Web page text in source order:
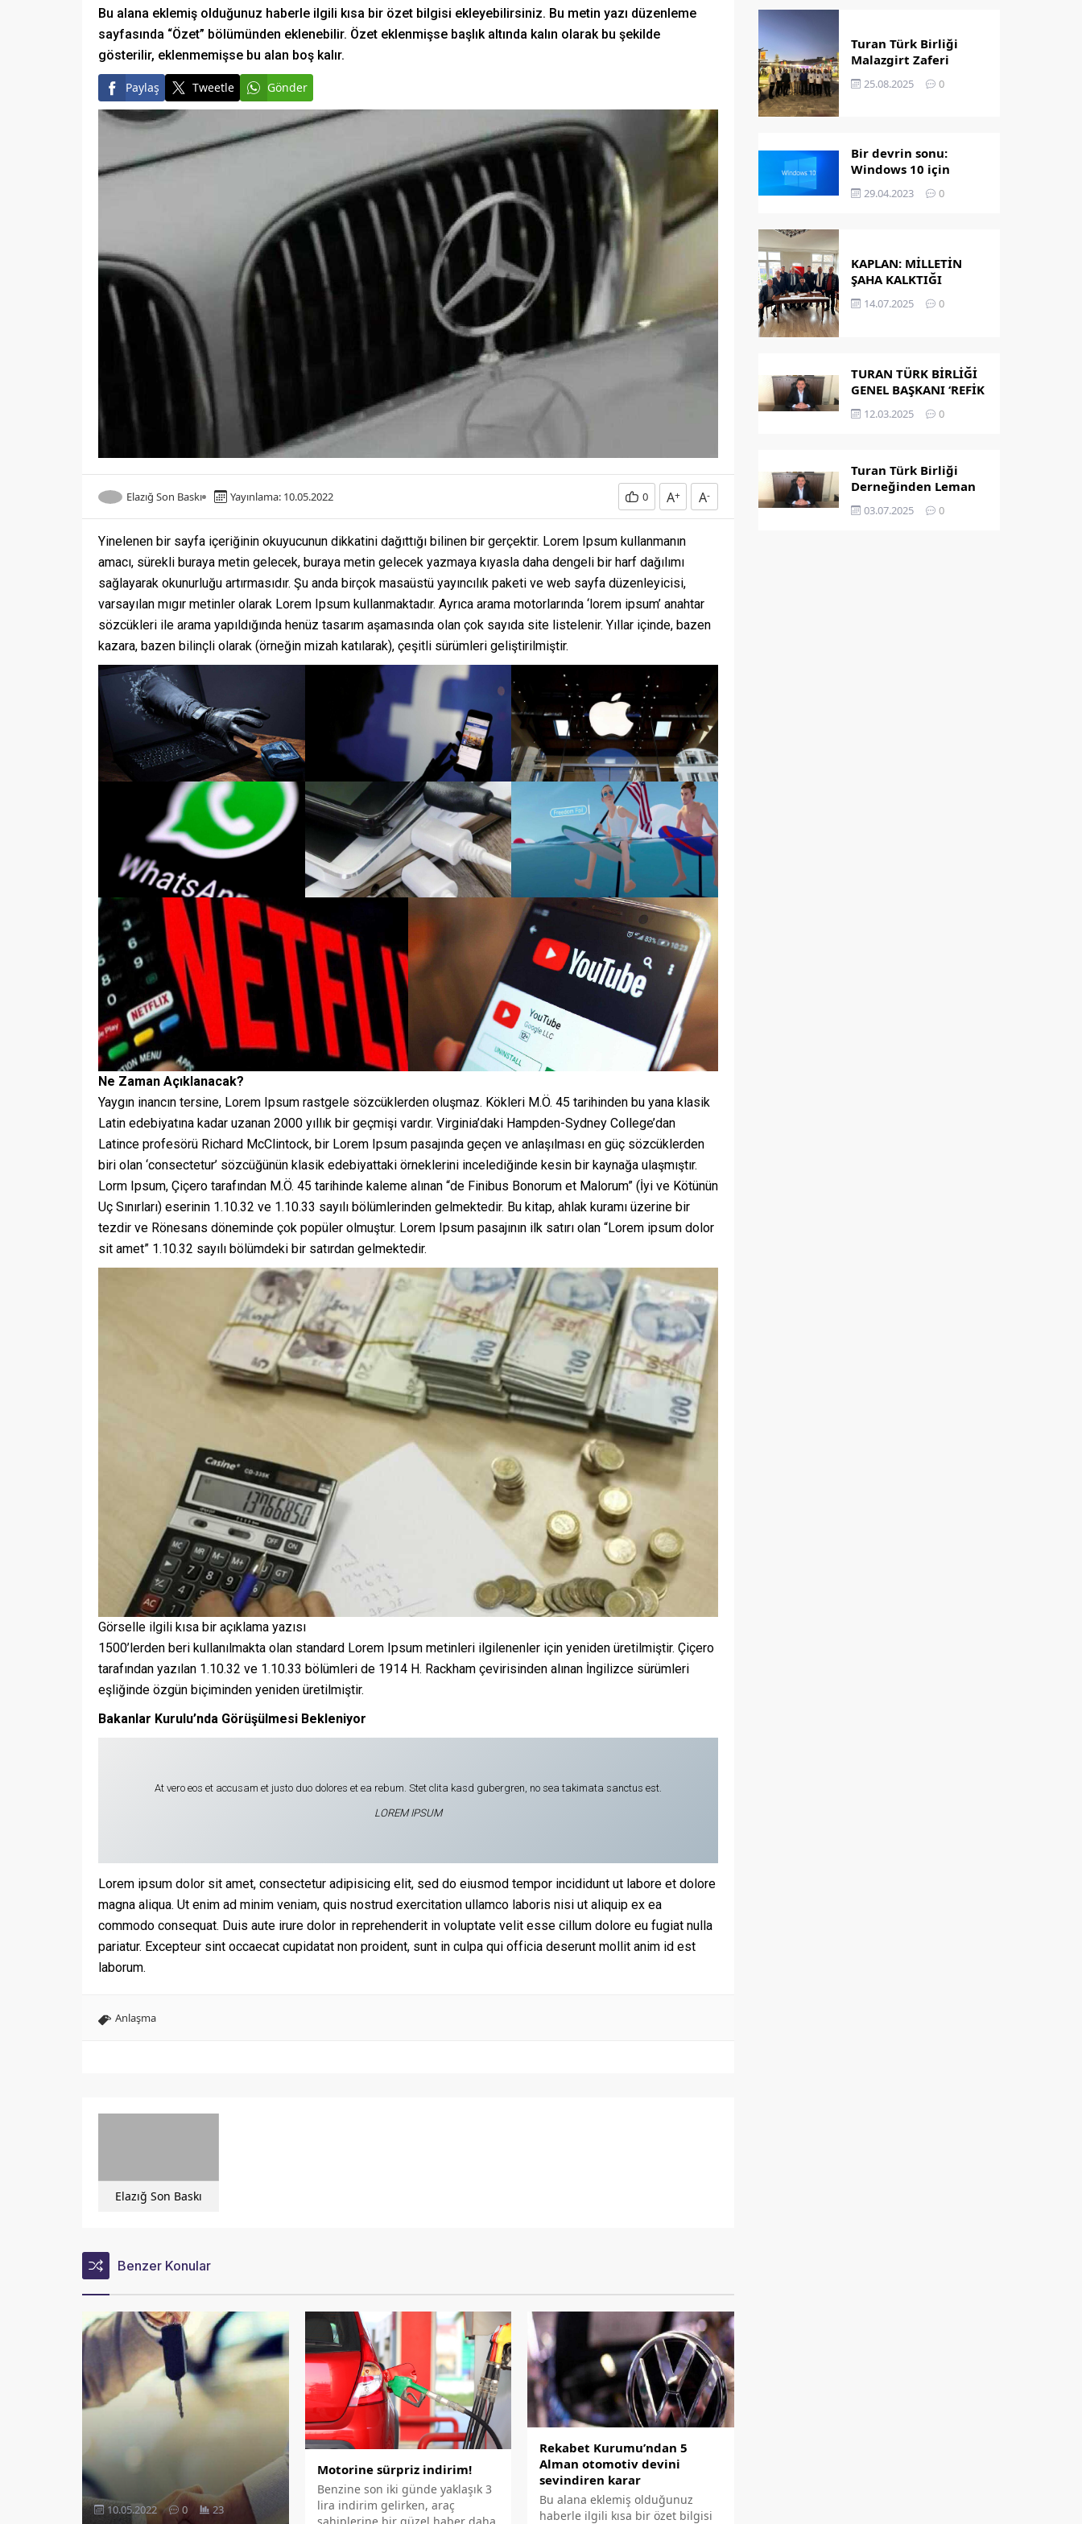
Bu alana eklemiş olduğunuz haberle ilgili kısa bir özet bilgisi ekleyebilirsiniz. Bu metin yazı düzenleme
sayfasında “Özet” bölümünden eklenebilir. Özet eklenmişse başlık altında kalın olarak bu şekilde
gösterilir, eklenmemişse bu alan boş kalır.
Paylaş Tweetle Gönder
Elazığ Son Baskı Yayınlama: 10.05.2022 0 A+ A-
Yinelenen bir sayfa içeriğinin okuyucunun dikkatini dağıttığı bilinen bir gerçektir. Lorem Ipsum kullanmanın
amacı, sürekli buraya metin gelecek, buraya metin gelecek yazmaya kıyasla daha dengeli bir harf dağılımı
sağlayarak okunurluğu artırmasıdır. Şu anda birçok masaüstü yayıncılık paketi ve web sayfa düzenleyicisi,
varsayılan mıgır metinler olarak Lorem Ipsum kullanmaktadır. Ayrıca arama motorlarında ‘lorem ipsum’ anahtar
sözcükleri ile arama yapıldığında henüz tasarım aşamasında olan çok sayıda site listelenir. Yıllar içinde, bazen
kazara, bazen bilinçli olarak (örneğin mizah katılarak), çeşitli sürümleri geliştirilmiştir.
Ne Zaman Açıklanacak?
Yaygın inancın tersine, Lorem Ipsum rastgele sözcüklerden oluşmaz. Kökleri M.Ö. 45 tarihinden bu yana klasik
Latin edebiyatına kadar uzanan 2000 yıllık bir geçmişi vardır. Virginia’daki Hampden-Sydney College’dan
Latince profesörü Richard McClintock, bir Lorem Ipsum pasajında geçen ve anlaşılması en güç sözcüklerden
biri olan ‘consectetur’ sözcüğünün klasik edebiyattaki örneklerini incelediğinde kesin bir kaynağa ulaşmıştır.
Lorm Ipsum, Çiçero tarafından M.Ö. 45 tarihinde kaleme alınan “de Finibus Bonorum et Malorum” (İyi ve Kötünün
Uç Sınırları) eserinin 1.10.32 ve 1.10.33 sayılı bölümlerinden gelmektedir. Bu kitap, ahlak kuramı üzerine bir
tezdir ve Rönesans döneminde çok popüler olmuştur. Lorem Ipsum pasajının ilk satırı olan “Lorem ipsum dolor
sit amet” 1.10.32 sayılı bölümdeki bir satırdan gelmektedir.
Görselle ilgili kısa bir açıklama yazısı
1500’lerden beri kullanılmakta olan standard Lorem Ipsum metinleri ilgilenenler için yeniden üretilmiştir. Çiçero
tarafından yazılan 1.10.32 ve 1.10.33 bölümleri de 1914 H. Rackham çevirisinden alınan İngilizce sürümleri
eşliğinde özgün biçiminden yeniden üretilmiştir.
Bakanlar Kurulu’nda Görüşülmesi Bekleniyor
At vero eos et accusam et justo duo dolores et ea rebum. Stet clita kasd gubergren, no sea takimata sanctus est.
LOREM IPSUM
Lorem ipsum dolor sit amet, consectetur adipisicing elit, sed do eiusmod tempor incididunt ut labore et dolore
magna aliqua. Ut enim ad minim veniam, quis nostrud exercitation ullamco laboris nisi ut aliquip ex ea
commodo consequat. Duis aute irure dolor in reprehenderit in voluptate velit esse cillum dolore eu fugiat nulla
pariatur. Excepteur sint occaecat cupidatat non proident, sunt in culpa qui officia deserunt mollit anim id est
laborum.
Anlaşma
Elazığ Son Baskı
Benzer Konular
10.05.2022 0 23
Motorine sürpriz indirim!
Benzine son iki günde yaklaşık 3
lira indirim gelirken, araç
Rekabet Kurumu’ndan 5
Alman otomotiv devini
sevindiren karar
Bu alana eklemiş olduğunuz
haberle ilgili kısa bir özet bilgisi
Turan Türk Birliği
Malazgirt Zaferi
Kutlamalarında
25.08.2025 0
Bir devrin sonu:
Windows 10 için
destek bitiyor!
29.04.2023 0
KAPLAN: MİLLETİN
ŞAHA KALKTIĞI
GÜNDÜR
14.07.2025 0
TURAN TÜRK BİRLİĞİ
GENEL BAŞKANI ‘REFİK
KAPLAN’ OLDU
12.03.2025 0
Turan Türk Birliği
Derneğinden Leman
Dergisi’nin
Peygamber
03.07.2025 0